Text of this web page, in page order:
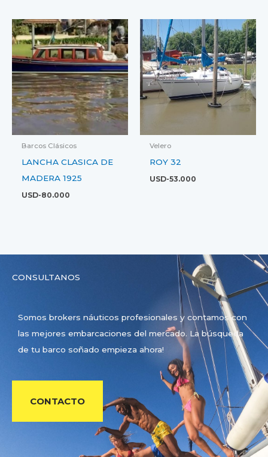
Barcos Clásicos
LANCHA CLASICA DE
MADERA 1925
USD-80.000
Velero
ROY 32
USD-53.000
CONSULTANOS
Somos brokers náuticos profesionales y contamos con
las mejores embarcaciones del mercado. La búsqueda
de tu barco soñado empieza ahora!
CONTACTO